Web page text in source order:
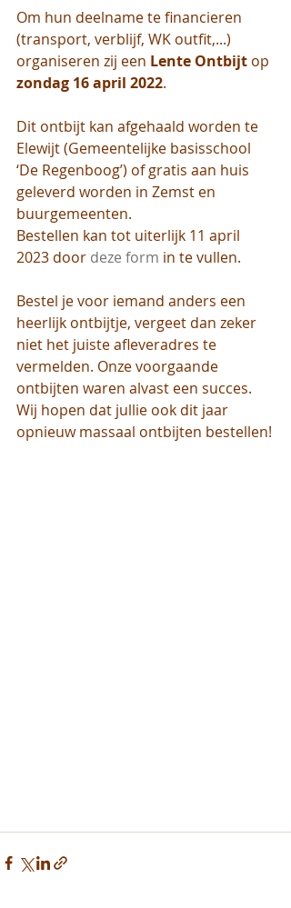
Om hun deelname te financieren
(transport, verblijf, WK outfit,...)
organiseren zij een Lente Ontbijt op
zondag 16 april 2022.
Dit ontbijt kan afgehaald worden te
Elewijt (Gemeentelijke basisschool
‘De Regenboog’) of gratis aan huis
geleverd worden in Zemst en
buurgemeenten.
Bestellen kan tot uiterlijk 11 april
2023 door deze form in te vullen.
Bestel je voor iemand anders een
heerlijk ontbijtje, vergeet dan zeker
niet het juiste afleveradres te
vermelden. Onze voorgaande
ontbijten waren alvast een succes.
Wij hopen dat jullie ook dit jaar
opnieuw massaal ontbijten bestellen!